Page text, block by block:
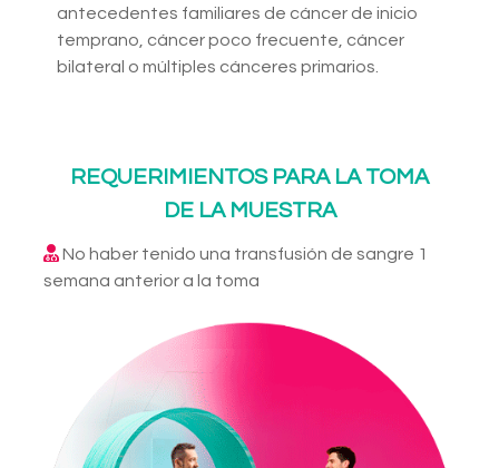
antecedentes familiares de cáncer de inicio
temprano, cáncer poco frecuente, cáncer
bilateral o múltiples cánceres primarios.
REQUERIMIENTOS PARA LA TOMA
DE LA MUESTRA
No haber tenido una transfusión de sangre 1
semana anterior a la toma